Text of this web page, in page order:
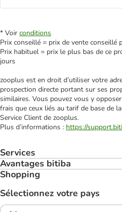
* Voir conditions
Prix conseillé = prix de vente conseillé
Prix habituel = prix le plus bas de ce
jours
zooplus est en droit d’utiliser votre
prospection directe portant sur ses
similaires. Vous pouvez vous y
frais que ceux liés au tarif de base de
Service Client de zooplus.
Plus d’informations : https://
Services
Avantages bitiba
Shopping
Sélectionnez votre pays